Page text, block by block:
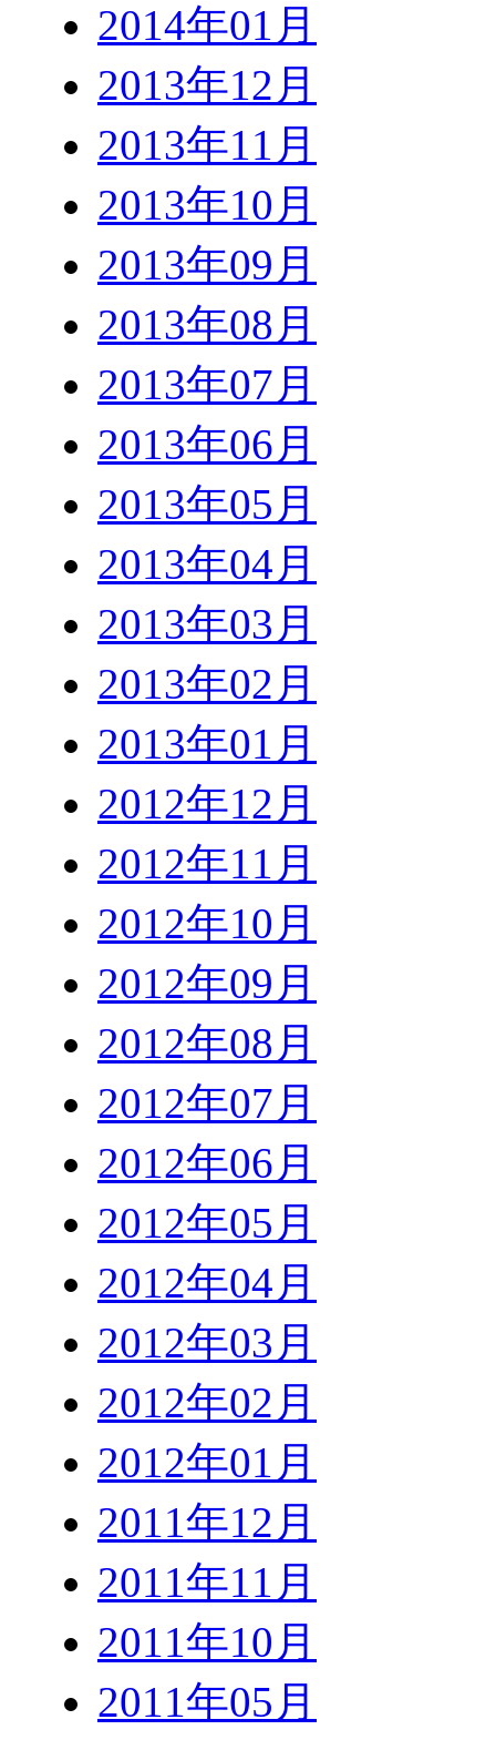
2014年01月
2013年12月
2013年11月
2013年10月
2013年09月
2013年08月
2013年07月
2013年06月
2013年05月
2013年04月
2013年03月
2013年02月
2013年01月
2012年12月
2012年11月
2012年10月
2012年09月
2012年08月
2012年07月
2012年06月
2012年05月
2012年04月
2012年03月
2012年02月
2012年01月
2011年12月
2011年11月
2011年10月
2011年05月